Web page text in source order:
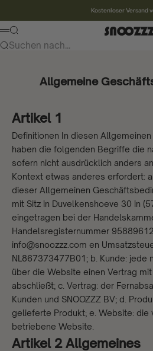
Kostenloser Versand
Snoozzz
Speisekarte
Zum Suchen
Suchen nach...
Allgemeine
Artikel 1
Definitionen In diesen
haben die folgenden Begriffe die
sofern nicht ausdrücklich anders
Kontext etwas anderes erfordert:
dieser Allgemeinen
mit Sitz in Duvelkenshoeve 30 in
eingetragen bei der
Handelsregisternummer
info@snoozzz.com en
NL867373477B01; b. Kunde: jede
über die Website einen Vertrag mit
abschließt; c. Vertrag: der
Kunden und SNOOZZZ BV; d.
gelieferte Produkt; e. Website: die
betriebene Website.
Artikel 2 Allgemeines